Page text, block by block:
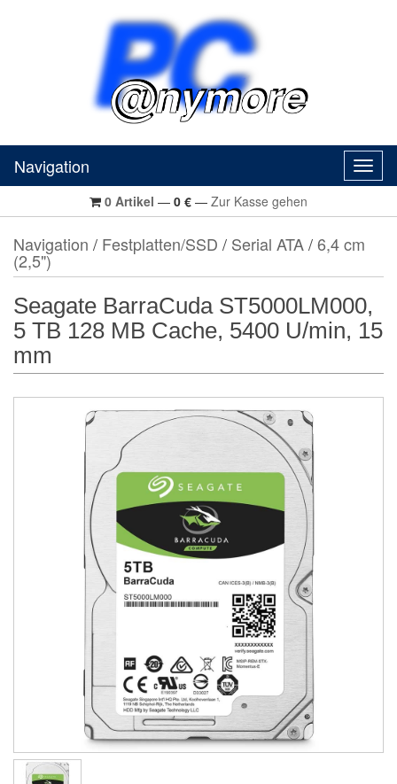
Navigation
0 Artikel — 0 € — Zur Kasse gehen
Navigation / Festplatten/SSD / Serial ATA/6,4 cm
(2,5")
Seagate BarraCuda ST5000LM000,
5 TB 128 MB Cache, 5400 U/min, 15
mm